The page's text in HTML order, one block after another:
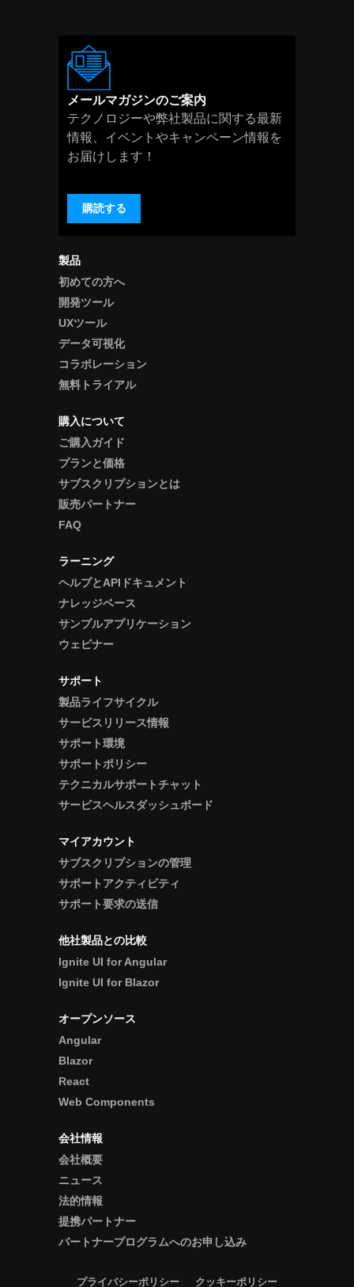
製品
初めての方へ
開発ツール
UXツール
データ可視化
コラボレーション
無料トライアル
購入について
ご購入ガイド
プランと価格
サブスクリプションとは
販売パートナー
FAQ
ラーニング
ヘルプとAPIドキュメント
ナレッジベース
サンプルアプリケーション
ウェビナー
サポート
製品ライフサイクル
サービスリリース情報
サポート環境
サポートポリシー
テクニカルサポートチャット
サービスヘルスダッシュボード
マイアカウント
サブスクリプションの管理
サポートアクティビティ
サポート要求の送信
他社製品との比較
Ignite UI for Angular
Ignite UI for Blazor
オープンソース
Angular
Blazor
React
Web Components
会社情報
会社概要
ニュース
法的情報
提携パートナー
パートナープログラムへのお申し込み
メールマガジンのご案内
テクノロジーや弊社製品に関する最新
情報、イベントやキャンペーン情報を
お届けします！
購読する
プライバシーポリシー クッキーポリシー